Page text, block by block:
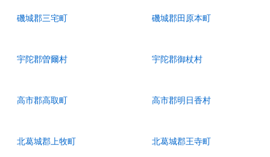
磯城郡三宅町 磯城郡田原本町
宇陀郡曽爾村 宇陀郡御杖村
高市郡高取町 高市郡明日香村
北葛城郡上牧町 北葛城郡王寺町